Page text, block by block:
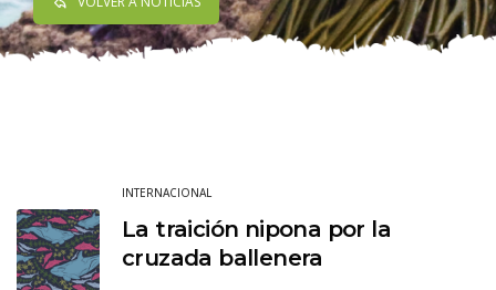
INTERNACIONAL
La traición nipona por la
cruzada ballenera